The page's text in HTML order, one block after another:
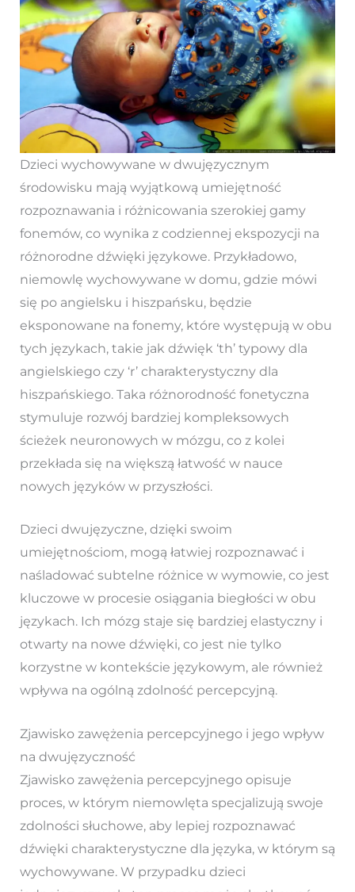
Dzieci wychowywane w dwujęzycznym
środowisku mają wyjątkową umiejętność
rozpoznawania i różnicowania szerokiej gamy
fonemów, co wynika z codziennej ekspozycji na
różnorodne dźwięki językowe. Przykładowo,
niemowlę wychowywane w domu, gdzie mówi
się po angielsku i hiszpańsku, będzie
eksponowane na fonemy, które występują w obu
tych językach, takie jak dźwięk ‘th’ typowy dla
angielskiego czy ‘r’ charakterystyczny dla
hiszpańskiego. Taka różnorodność fonetyczna
stymuluje rozwój bardziej kompleksowych
ścieżek neuronowych w mózgu, co z kolei
przekłada się na większą łatwość w nauce
nowych języków w przyszłości.
Dzieci dwujęzyczne, dzięki swoim
umiejętnościom, mogą łatwiej rozpoznawać i
naśladować subtelne różnice w wymowie, co jest
kluczowe w procesie osiągania biegłości w obu
językach. Ich mózg staje się bardziej elastyczny i
otwarty na nowe dźwięki, co jest nie tylko
korzystne w kontekście językowym, ale również
wpływa na ogólną zdolność percepcyjną.
Zjawisko zawężenia percepcyjnego i jego wpływ
na dwujęzyczność
Zjawisko zawężenia percepcyjnego opisuje
proces, w którym niemowlęta specjalizują swoje
zdolności słuchowe, aby lepiej rozpoznawać
dźwięki charakterystyczne dla języka, w którym są
wychowywane. W przypadku dzieci